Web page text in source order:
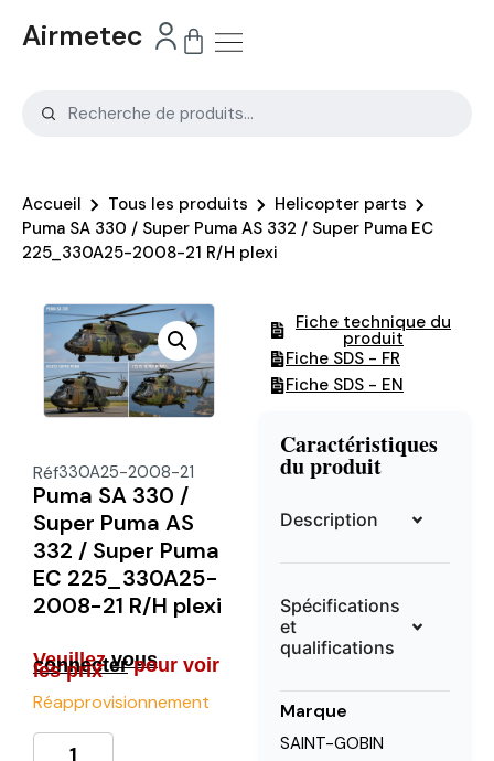
Airmetec
Accueil Tous les produits
Helicopter parts
Puma SA 330 / Super Puma AS 332 / Super Puma EC
225_330A25-2008-21 R/H plexi
Réf330A25-2008-21
Puma SA 330 /
Super Puma AS
332 / Super Puma
EC 225_330A25-
2008-21 R/H plexi
Veuillezvous
connecterpour voir
les prix
Réapprovisionnement
Fiche technique du
produit
Fiche SDS - FR
Fiche SDS - EN
Caractéristiques
du produit
Description
Spécifications
et
qualifications
Marque
SAINT-GOBIN